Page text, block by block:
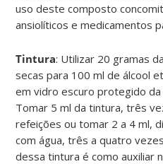
uso deste composto
ansiolíticos e medicamentos
Tintura: Utilizar 20 gramas
secas para 100 ml de álcool
em vidro escuro protegido da
Tomar 5 ml da tintura, três
refeições ou tomar 2 a 4 ml,
com água, três a quatro
dessa tintura é como auxiliar